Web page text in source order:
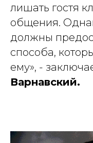
лишать гостя
общения.
должны
способа,
ему», -
Варнавский.